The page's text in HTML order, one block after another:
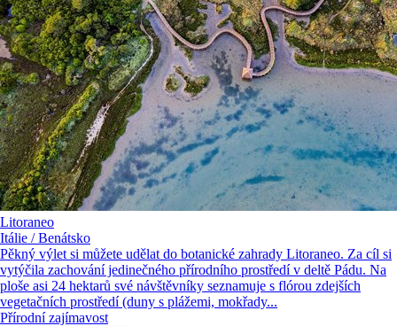
Litoraneo
Itálie / Benátsko
Pěkný výlet si můžete udělat do botanické zahrady Litoraneo. Za cíl si
vytýčila zachování jedinečného přírodního prostředí v deltě Pádu. Na
ploše asi 24 hektarů své návštěvníky seznamuje s flórou zdejších
vegetačních prostředí (duny s plážemi, mokřady...
Přírodní zajímavost